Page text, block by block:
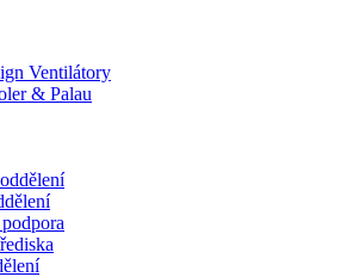
Ventilátory
& Palau